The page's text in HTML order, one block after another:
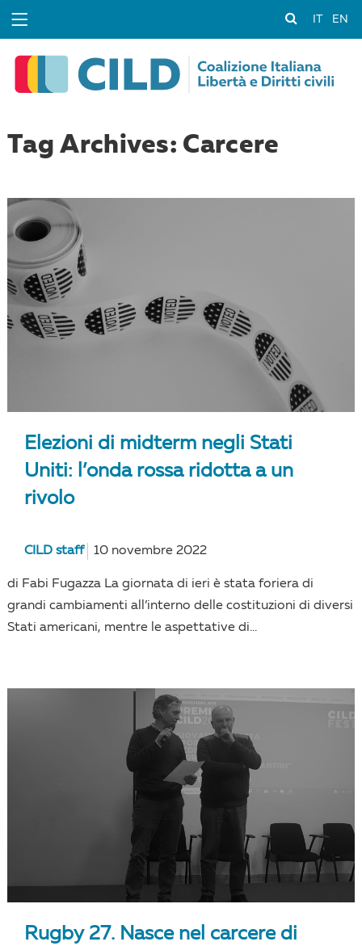
EN
Tag Archives: Carcere
Elezioni di midterm negli Stati
Uniti: l’onda rossa ridotta a un
rivolo
CILD staff 10 novembre 2022
di Fabi Fugazza La giornata di ieri è stata foriera di
grandi cambiamenti all’interno delle costituzioni di diversi
Stati americani, mentre le aspettative di...
Rugby 27. Nasce nel carcere di